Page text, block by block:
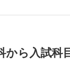
から入試科